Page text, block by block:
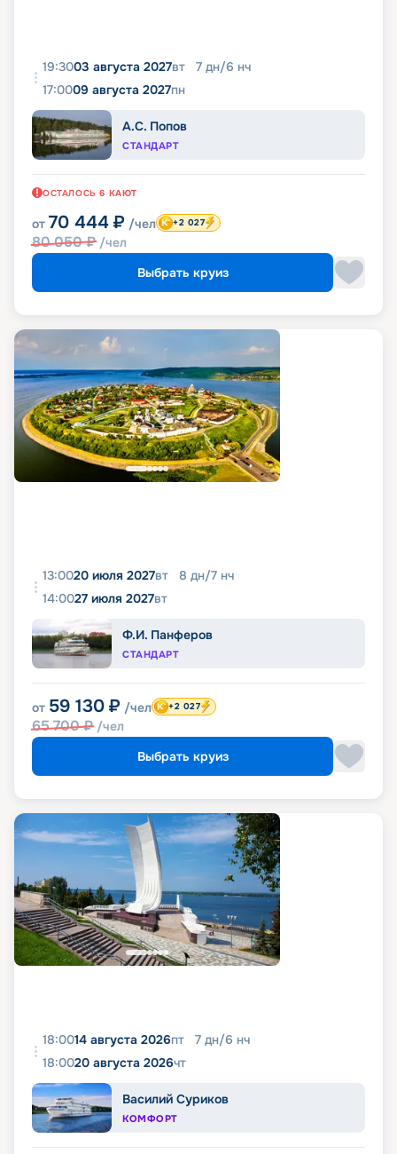
19:3003 августа 2027вт 7 дн/6 нч
17:0009 августа 2027пн
А.С. Попов
СТАНДАРТ
ОСТАЛОСЬ 6 КАЮТ
от 70 444 ₽ /чел
80 050₽ /чел
+2 027
Выбрать круиз
13:0020 июля 2027вт 8 дн/7 нч
14:0027 июля 2027вт
Ф.И. Панферов
СТАНДАРТ
от 59 130 ₽ /чел
65 700₽ /чел
+2 027
Выбрать круиз
18:0014 августа 2026пт 7 дн/6 нч
18:0020 августа 2026чт
Василий Суриков
КОМФОРТ